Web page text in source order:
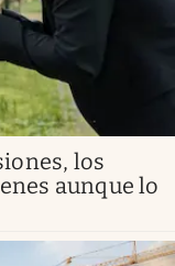
los
aunque lo